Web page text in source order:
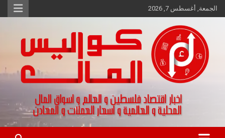
Skip
to
الجمعة, أغسطس 7, 2026
كواليس المال
اخبار اقتصاد فلسطين و العالم و تقارير اسواق المال و العملات